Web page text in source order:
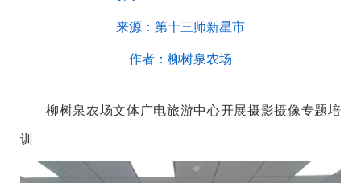
来源： 第十三师新星市
作者： 柳树泉农场
柳树泉农场文体广电旅游中心开展摄影摄像专题培
训